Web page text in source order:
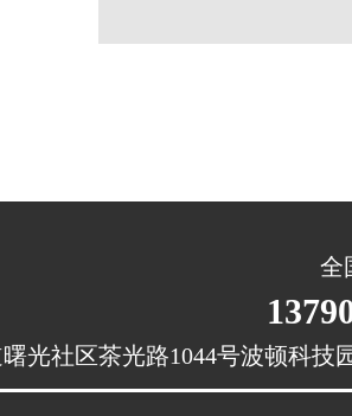
全
光社区茶光路1044号波顿科技